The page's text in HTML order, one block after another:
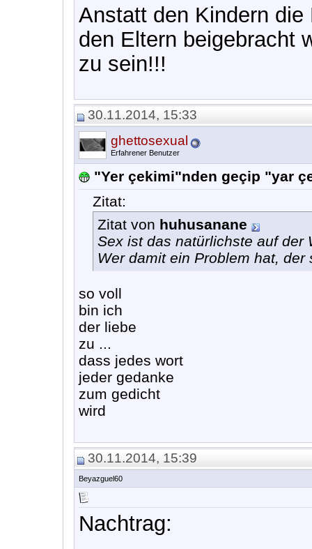
Anstatt den Kindern
den Eltern beigebracht
zu sein!!!
30.11.2014, 15:33
ghettosexual
Erfahrener Benutzer
"Yer çekimi"nden geçip "yar
Zitat:
Zitat von huhusanane
Sex ist das natürlichste auf der
Wer damit ein Problem hat,
so voll
bin ich
der liebe
zu ...
dass jedes wort
jeder gedanke
zum gedicht
wird
30.11.2014, 15:39
Beyazguel60
Nachtrag: